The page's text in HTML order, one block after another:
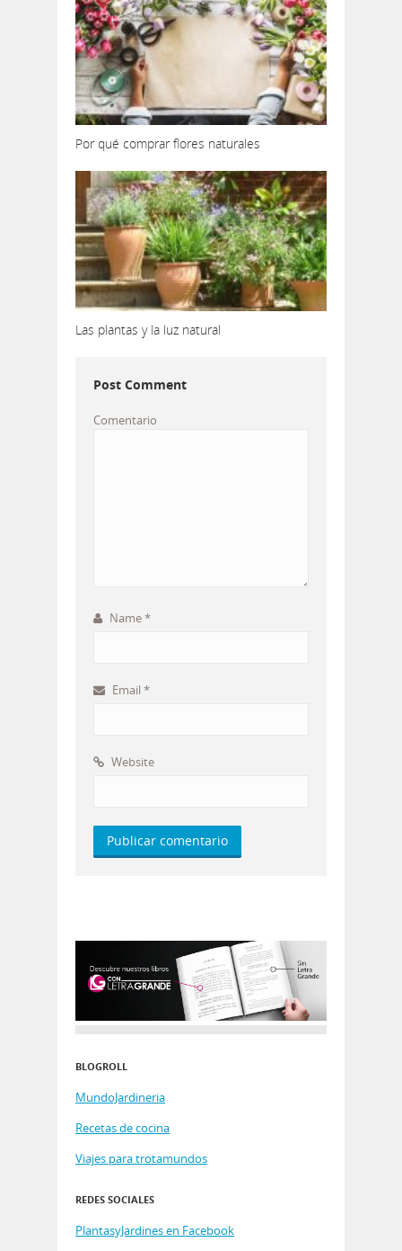
Por qué comprar flores naturales
Las plantas y la luz natural
Post Comment
Comentario
Name*
Email *
Website
BLOGROLL
MundoJardineria
Recetas de cocina
Viajes para trotamundos
REDES SOCIALES
PlantasyJardines en Facebook